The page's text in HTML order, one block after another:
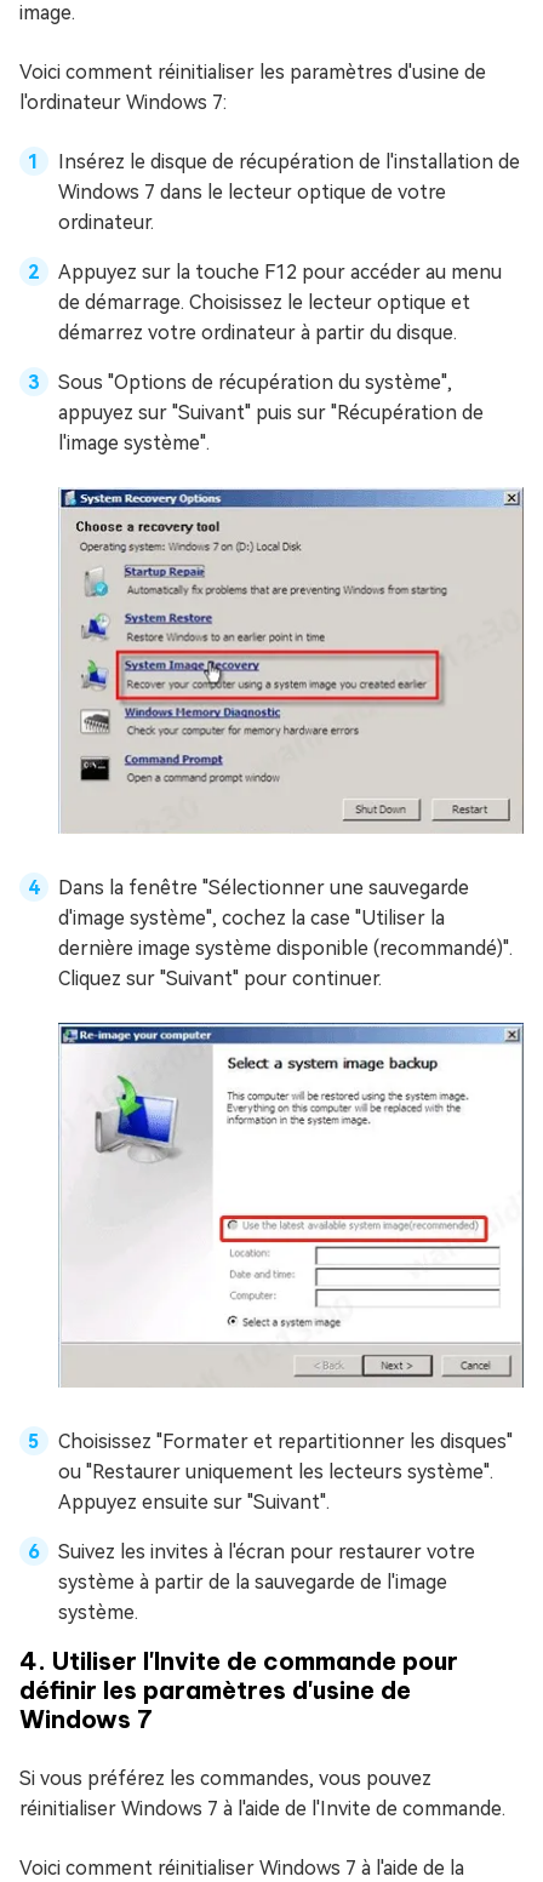
image.
Voici comment réinitialiser les paramètres d'usine de
l'ordinateur Windows 7:
Insérez le disque de récupération de l'installation de
Windows 7 dans le lecteur optique de votre
ordinateur.
Appuyez sur la touche F12 pour accéder au menu
de démarrage. Choisissez le lecteur optique et
démarrez votre ordinateur à partir du disque.
Sous "Options de récupération du système",
appuyez sur "Suivant" puis sur "Récupération de
l'image système".
Dans la fenêtre "Sélectionner une sauvegarde
d'image système", cochez la case "Utiliser la
dernière image système disponible (recommandé)".
Cliquez sur "Suivant" pour continuer.
Choisissez "Formater et repartitionner les disques"
ou "Restaurer uniquement les lecteurs système".
Appuyez ensuite sur "Suivant".
Suivez les invites à l'écran pour restaurer votre
système à partir de la sauvegarde de l'image
système.
4. Utiliser l'Invite de commande pour
définir les paramètres d'usine de
Windows 7
Si vous préférez les commandes, vous pouvez
réinitialiser Windows 7 à l'aide de l'Invite de commande.
Voici comment réinitialiser Windows 7 à l'aide de la